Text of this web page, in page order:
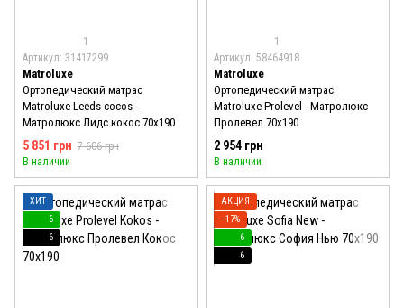
1
Артикул: 31417299
Matroluxe
Ортопедический матрас
Matroluxe Leeds cocos -
Матролюкс Лидс кокос 70x190
5 851 грн 7 606 грн
В наличии
1
Артикул: 58464918
Matroluxe
Ортопедический матрас
Matroluxe Prolevel - Матролюкс
Пролевел 70x190
2 954 грн
В наличии
ХИТ
6
6
АКЦИЯ
−17%
6
6